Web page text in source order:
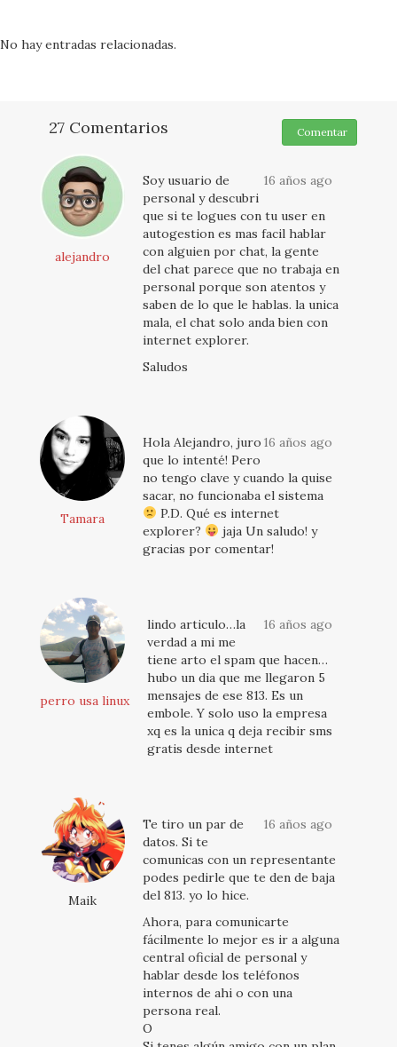
No hay entradas relacionadas.
27 Comentarios Comentar
alejandro
16 años ago
Soy usuario de
personal y descubri
que si te logues con tu user en
autogestion es mas facil hablar
con alguien por chat, la gente
del chat parece que no trabaja en
personal porque son atentos y
saben de lo que le hablas. la unica
mala, el chat solo anda bien con
internet explorer.
Saludos
Tamara
16 años ago
Hola Alejandro, juro
que lo intenté! Pero
no tengo clave y cuando la quise
sacar, no funcionaba el sistema
P.D. Qué es internet
explorer?
jaja Un saludo! y
gracias por comentar!
perro usa linux
16 años ago
lindo articulo…la
verdad a mi me
tiene arto el spam que hacen…
hubo un dia que me llegaron 5
mensajes de ese 813. Es un
embole. Y solo uso la empresa
xq es la unica q deja recibir sms
gratis desde internet
Maik
16 años ago
Te tiro un par de
datos. Si te
comunicas con un representante
podes pedirle que te den de baja
del 813. yo lo hice.
Ahora, para comunicarte
fácilmente lo mejor es ir a alguna
central oficial de personal y
hablar desde los teléfonos
internos de ahi o con una
persona real.
O